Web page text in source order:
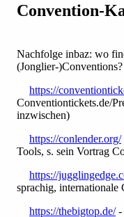
Convention-
Nachfolge inbaz: wo
(Jonglier-)Conventions?
https://
Conventiontickets.de/
inzwischen)
https://conlender.org/
Tools, s. sein Vortrag
https://
sprachig, internationale
https://thebigtop.de/-